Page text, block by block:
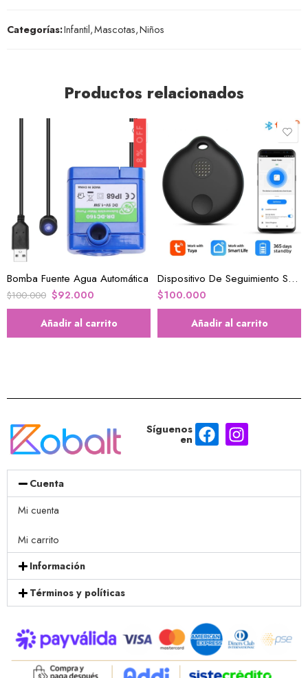
Categorías:Infantil,Mascotas,Niños
Productos relacionados
8% OFF
Bomba Fuente Agua Automática
$100.000 $92.000
Añadir al carrito
Dispositivo De Seguimiento Smart Tag Monitor Portátil GPS
$100.000
Añadir al carrito
Síguenos
en
Cuenta
Mi cuenta
Mi carrito
Información
Términos y políticas